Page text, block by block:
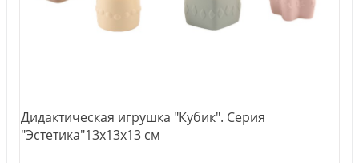
Дидактическая игрушка "Кубик". Серия
"Эстетика"13x13x13 см